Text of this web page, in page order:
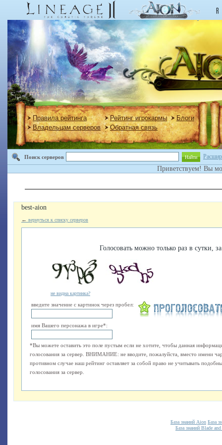
Правила рейтинга Рейтинг игрокармы
Блоги
Владельцам серверов
Обратная связь
Поиск серверов Найти
Приветствуем! Вы
best-aion
← вернуться к списку серверов
Голосовать можно только раз в сутки,
не видна картинка?
введите значение с картинок через пробел:
имя Вашего персонажа в игре*:
*Вы можете оставить это поле пустым если не хотите, чтобы данная
голосования за сервер. ВНИМАНИЕ: не вводите, пожалуйста, вместо имени
противном случае наш рейтинг оставляет за собой право не учитывать
голосования за сервер.
База знаний Aion База
База знаний Blade